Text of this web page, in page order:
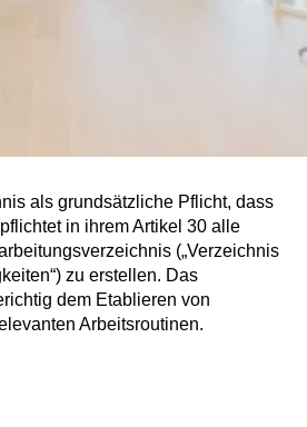
als grundsätzliche Pflicht, dass
in ihrem Artikel 30 alle
(„Verzeichnis
zu erstellen. Das
dem Etablieren von
Arbeitsroutinen.